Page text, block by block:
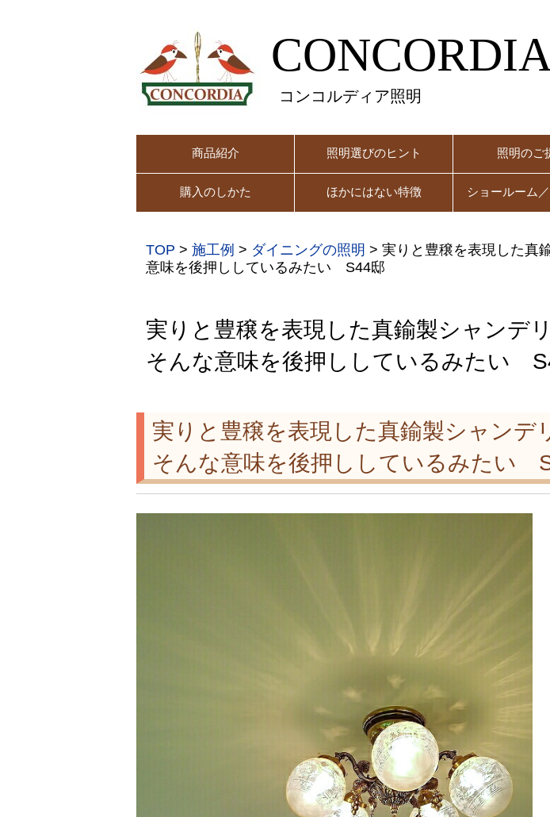
コンコルディア照明
商品紹介 照明選びのヒント 照明のご
購入のしかた ほかにはない特徴 ショールーム
TOP > 施工例 > ダイニングの照明 > 実りと豊穣を表現した真
意味を後押ししているみたい S44邸
実りと豊穣を表現した真鍮製シャンデ
そんな意味を後押ししているみたい
実りと豊穣を表現した真鍮製シャン
そんな意味を後押ししているみたい